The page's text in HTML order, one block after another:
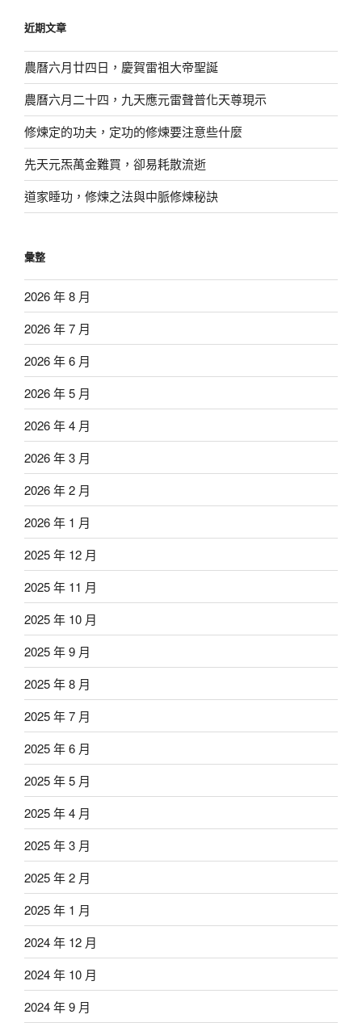
字:
近期文章
農曆六月廿四日，慶賀雷祖大帝聖誕
農曆六月二十四，九天應元雷聲普化天尊現示
修煉定的功夫，定功的修煉要注意些什麼
先天元炁萬金難買，卻易耗散流逝
道家睡功，修煉之法與中脈修煉秘訣
彙整
2026 年 8 月
2026 年 7 月
2026 年 6 月
2026 年 5 月
2026 年 4 月
2026 年 3 月
2026 年 2 月
2026 年 1 月
2025 年 12 月
2025 年 11 月
2025 年 10 月
2025 年 9 月
2025 年 8 月
2025 年 7 月
2025 年 6 月
2025 年 5 月
2025 年 4 月
2025 年 3 月
2025 年 2 月
2025 年 1 月
2024 年 12 月
2024 年 10 月
2024 年 9 月